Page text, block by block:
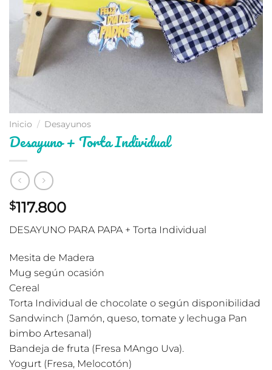
Inicio / Desayunos
Desayuno + Torta Individual
$117.800
DESAYUNO PARA PAPA + Torta Individual
Mesita de Madera
Mug según ocasión
Cereal
Torta Individual de chocolate o según disponibilidad
Sandwinch (Jamón, queso, tomate y lechuga Pan
bimbo Artesanal)
Bandeja de fruta (Fresa MAngo Uva).
Yogurt (Fresa, Melocotón)